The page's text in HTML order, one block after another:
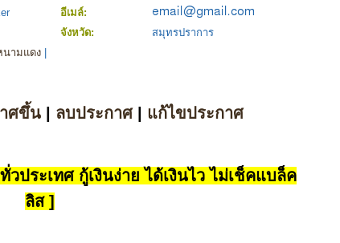
อีเมล์:
จังหวัด:
สมุทรปราการ
นามแดง
ศขึ้น| ลบประกาศ| แก้ไขประกาศ
ประเทศ กู้เงินง่าย ได้เงินไว ไม่เช็คแบล็ค
ลิส ]